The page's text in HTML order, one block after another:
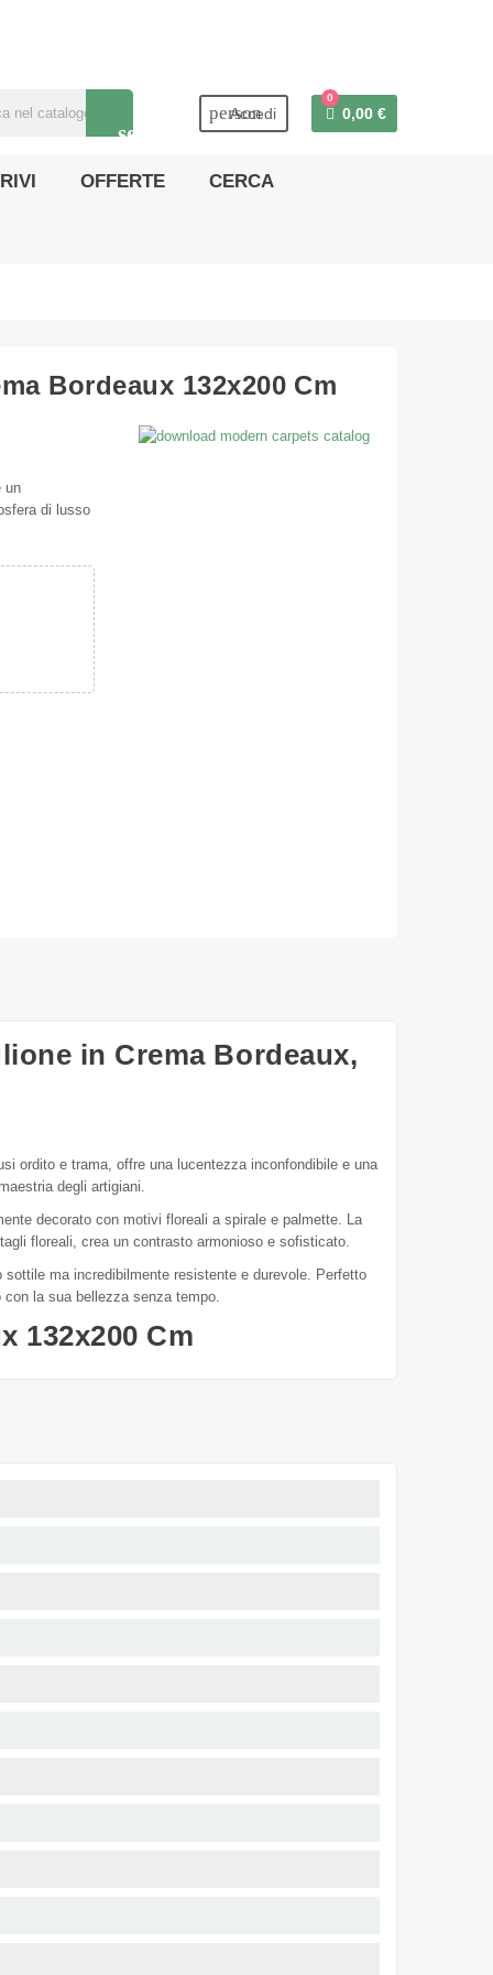
search
person
Accedi
0
0,00 €
OFFERTE CERCA
Bordeaux 132x200 Cm
un
di lusso
in Crema Bordeaux,
ordito e trama, offre una lucentezza inconfondibile e una
degli artigiani.
decorato con motivi floreali a spirale e palmette. La
floreali, crea un contrasto armonioso e sofisticato.
sottile ma incredibilmente resistente e durevole. Perfetto
la sua bellezza senza tempo.
132x200 Cm